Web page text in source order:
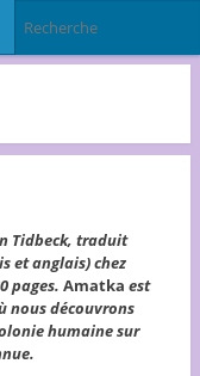
Tidbeck, traduit
et anglais) chez
pages.Amatkaest
nous découvrons
humaine sur